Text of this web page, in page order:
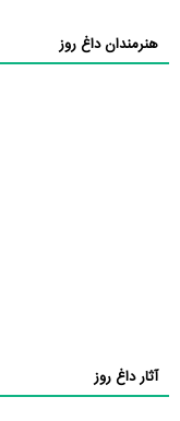
هنرمندان داغ روز
آثار داغ روز